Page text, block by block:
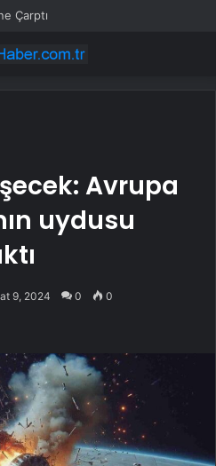
Çarptı
Avrupa
uydusu
9, 2024 0 0